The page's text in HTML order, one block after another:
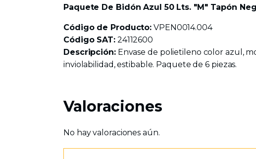
Paquete De Bidón Azul 50 Lts. "M" Tapón
Código de Producto: VPEN0014.004
Código SAT:24112600
Descripción:Envase de polietileno color azul,
inviolabilidad, estibable. Paquete de 6 piezas.
Valoraciones
No hay valoraciones aún.